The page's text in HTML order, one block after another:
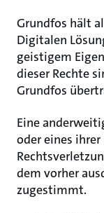
Grundfos hält
Digitalen
geistigem
dieser Rechte
Grundfos
Eine
oder eines
dem vorher
zugestimmt.